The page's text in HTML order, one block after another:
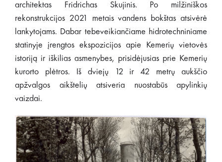
architektas Fridrichas Skujinis. Po milžiniškos
rekonstrukcijos 2021 metais vandens bokštas atsivėrė
lankytojams. Dabar tebeveikiančiame hidrotechniniame
statinyje įrengtos ekspozicijos apie Kemerių vietovės
istoriją ir iškilias asmenybes, prisidėjusias prie Kemerių
kurorto plėtros. Iš dviejų 12 ir 42 metrų aukščio
apžvalgos aikštelių atsiveria nuostabūs apylinkių
vaizdai.